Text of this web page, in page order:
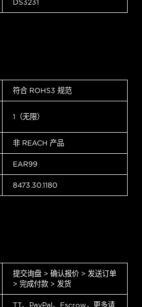
DS3231
符合 ROHS3 规范
1（无限）
非 REACH 产品
EAR99
8473.30.1180
提交询盘 > 确认报价 > 发送订单
> 完成付款 > 发货
TT、PayPal、Escrow，更多请